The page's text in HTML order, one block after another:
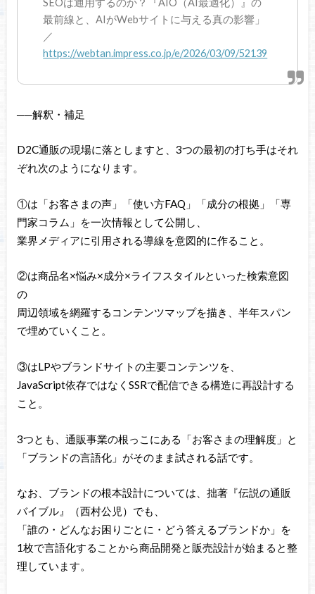
SEOは通用するのか？『AIO（AI最適化）』の
最前線と、AIがWebサイトに与える真の影響」
／
https://webtan.impress.co.jp/e/2026/03/09/52139
──解釈・補足
D2C通販の現場に落としますと、3つの最初の打ち手はそれ
ぞれ次のようになります。
①は「お客さまの声」「使い方FAQ」「成分の根拠」「専
門家コラム」を一次情報として公開し、
業界メディアに引用される導線を意図的に作ること。
②は商品名×悩み×成分×ライフスタイルといった検索意図
の
周辺領域を網羅するコンテンツマップを描き、半年スパン
で埋めていくこと。
③はLPやブランドサイトの主要コンテンツを、
JavaScript依存ではなくSSRで配信できる構造に再設計する
こと。
3つとも、通販事業の根っこにある「お客さまの理解度」と
「ブランドの言語化」がそのまま試される話です。
なお、ブランドの根本設計については、拙著『伝説の通販
バイブル』（西村公児）でも、
「誰の・どんなお困りごとに・どう答えるブランドか」を
1枚で言語化することから商品開発と販売設計が始まると整
理しています。